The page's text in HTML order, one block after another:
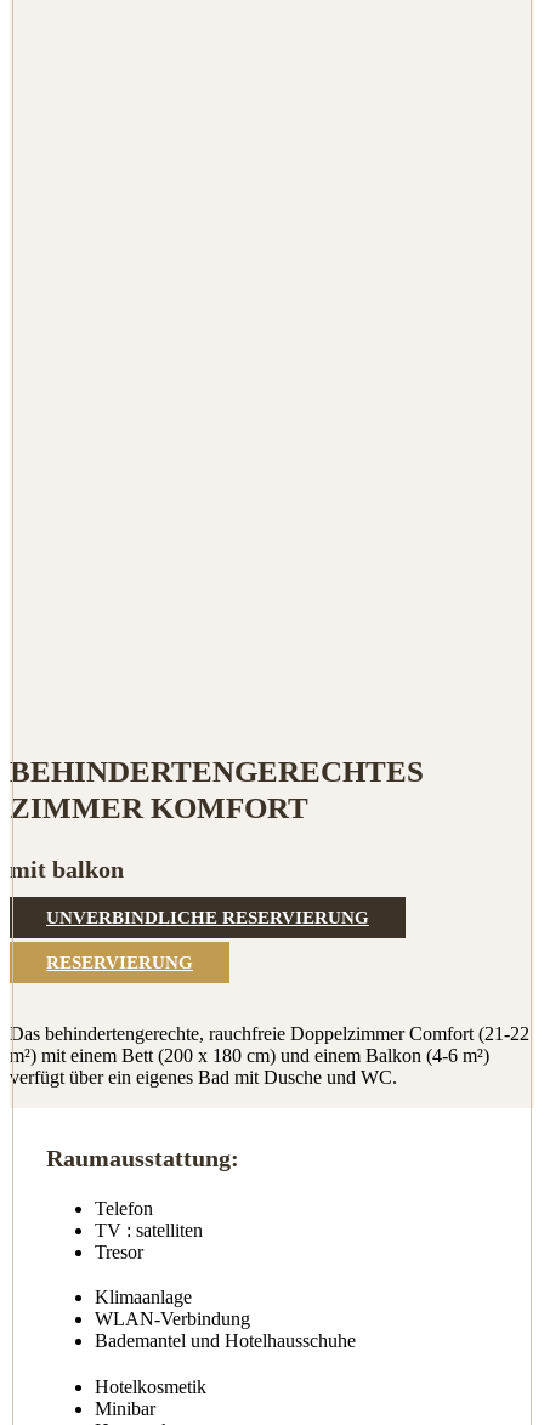
BEHINDERTENGERECHTES
ZIMMER KOMFORT
mit balkon
UNVERBINDLICHE RESERVIERUNG
RESERVIERUNG
Das behindertengerechte, rauchfreie Doppelzimmer Comfort (21-22
m²) mit einem Bett (200 x 180 cm) und einem Balkon (4-6 m²)
verfügt über ein eigenes Bad mit Dusche und WC.
Raumausstattung:
Telefon
TV : satelliten
Tresor
Klimaanlage
WLAN-Verbindung
Bademantel und Hotelhausschuhe
Hotelkosmetik
Minibar